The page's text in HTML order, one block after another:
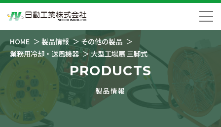
HOME 製品情報
その他の製品
業務用冷却・送風機器
大型工場扇 三脚式
PRODUCTS
製品情報